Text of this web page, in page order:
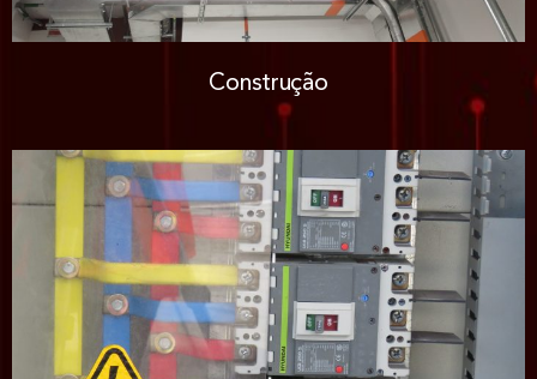
Construção